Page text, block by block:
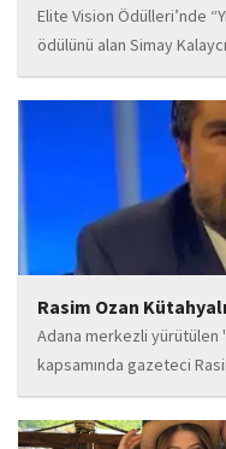
Elite Vision Ödülleri’nde
ödülünü alan Simay
geceye damga vurdu.
Wilma...
Rasim Ozan
Adana merkezli yürütülen
kapsamında gazeteci
gözaltına alındı.